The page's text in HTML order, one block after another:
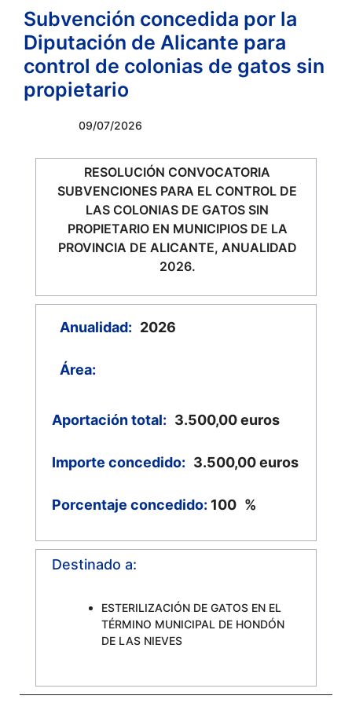
Subvención concedida por la
Diputación de Alicante para
control de colonias de gatos sin
propietario
09/07/2026
RESOLUCIÓN CONVOCATORIA
SUBVENCIONES PARA EL CONTROL DE
LAS COLONIAS DE GATOS SIN
PROPIETARIO EN MUNICIPIOS DE LA
PROVINCIA DE ALICANTE, ANUALIDAD
2026.
Anualidad: 2026
Área:
Aportación total: 3.500,00 euros
Importe concedido: 3.500,00 euros
Porcentaje concedido: 100 %
Destinado a:
ESTERILIZACIÓN DE GATOS EN EL
TÉRMINO MUNICIPAL DE HONDÓN
DE LAS NIEVES